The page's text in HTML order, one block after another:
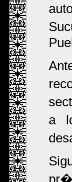
a